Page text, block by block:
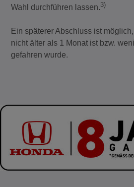
Wahl durchführen lassen.3)
Ein späterer Abschluss ist
nicht älter als 1 Monat ist bzw.
gefahren wurde.